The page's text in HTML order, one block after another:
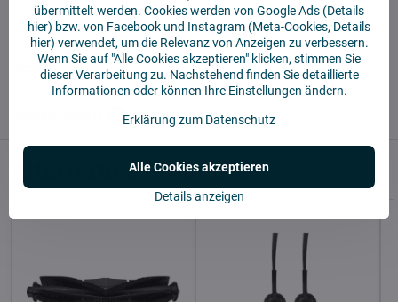
✅14 Tage für die Rücksendung der Ware
Beschreibung
Alternative Produkte
übermittelt werden. Cookies werden von Google Ads (Details
hier) bzw. von Facebook und Instagram (Meta-Cookies, Details
hier) verwendet, um die Relevanz von Anzeigen zu verbessern.
Wenn Sie auf "Alle Cookies akzeptieren" klicken, stimmen Sie
dieser Verarbeitung zu. Nachstehend finden Sie detaillierte
Informationen oder können Ihre Einstellungen ändern.
Erklärung zum Datenschutz
Details anzeigen
Alle Cookies akzeptieren